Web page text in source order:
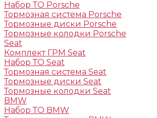
Набор ТО Porsche
Тормозная система Porsche
Тормозные диски Porsche
Тормозные колодки Porsche
Seat
Комплект ГРМ Seat
Набор ТО Seat
Тормозная система Seat
Тормозные диски Seat
Тормозные колодки Seat
BMW
Набор ТО BMW